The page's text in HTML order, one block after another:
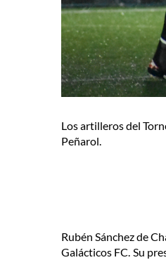
Los artilleros del
Peñarol.
Rubén Sánchez de
Galácticos FC. Su